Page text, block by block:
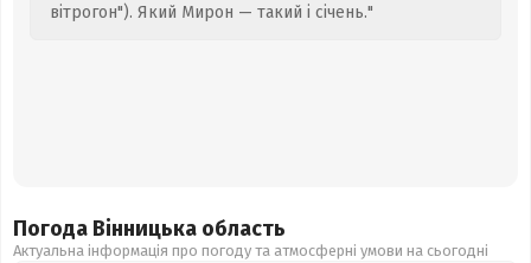
вітрогон"). Який Мирон — такий і січень."
Погода Вінницька область
Актуальна інформація про погоду та атмосферні умови на сьогодні